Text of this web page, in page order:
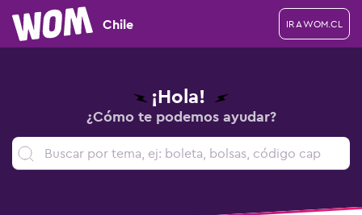
Chile IR A WOM.CL
¡Hola!
¿Cómo te podemos ayudar?